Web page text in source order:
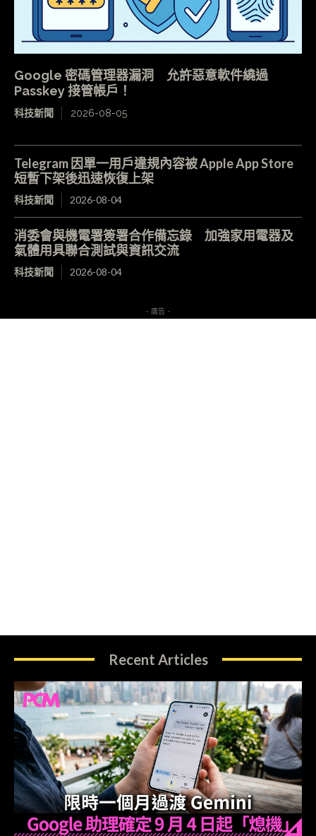
Google 密碼管理器漏洞 允許惡意軟件繞過
Passkey 接管帳戶！
科技新聞 2026-08-05
Telegram 因單一用戶違規內容被 Apple App Store
短暫下架後迅速恢復上架
科技新聞 2026-08-04
消委會與機電署簽署合作備忘錄 加強家用電器及
氣體用具聯合測試與資訊交流
科技新聞 2026-08-04
- 廣告 -
Recent Articles